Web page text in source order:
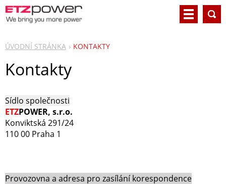
ÚVODNÍ STRÁNKA KONTAKTY
Kontakty
Sídlo společnosti
ETZPOWER, s.r.o.
Konviktská 291/24
110 00 Praha 1
Provozovna a adresa pro zasílání korespondence